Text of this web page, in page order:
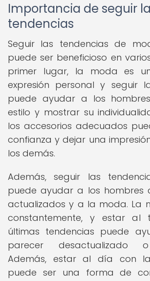
Importancia de seguir
tendencias
Seguir las tendencias de
puede ser beneficioso en
primer lugar, la moda es
expresión personal y seguir
puede ayudar a los
estilo y mostrar su
los accesorios adecuados
confianza y dejar una
los demás.
Además, seguir las
puede ayudar a los hombres
actualizados y a la moda. La
constantemente, y estar al
últimas tendencias puede
parecer desactualizado
Además, estar al día con
puede ser una forma de